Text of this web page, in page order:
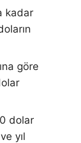
kadar
göre
dolar
yıl